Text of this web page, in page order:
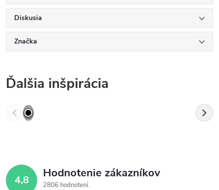
Diskusia
Značka
Ďalšia inšpirácia
4,8 Hodnotenie zákazníkov
2806 hodnotení